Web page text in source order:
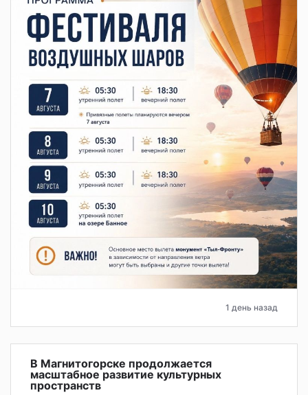
1 день назад
В Магнитогорске продолжается
масштабное развитие культурных
пространств